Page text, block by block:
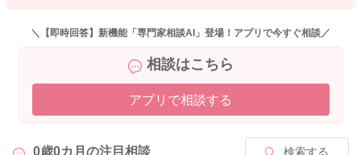
＼【即時回答】新機能「専門家相談AI」登場！アプリで今すぐ相談／
相談はこちら
アプリで相談する
0歳0カ月の注目相談 検索する